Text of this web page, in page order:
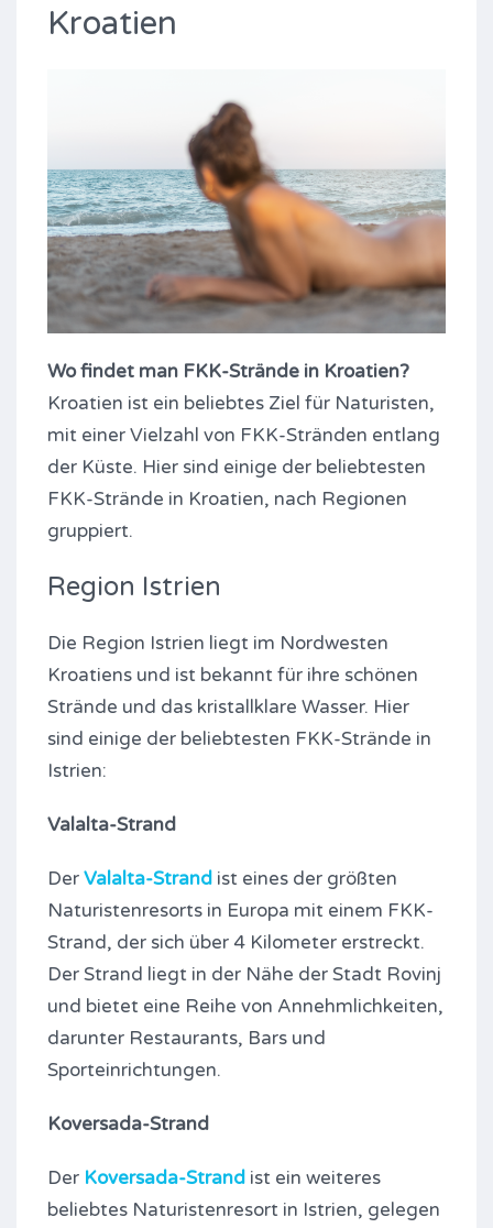
Kroatien
Wo findet man FKK-Strände in Kroatien?
Kroatien ist ein beliebtes Ziel für Naturisten,
mit einer Vielzahl von FKK-Stränden entlang
der Küste. Hier sind einige der beliebtesten
FKK-Strände in Kroatien, nach Regionen
gruppiert.
Region Istrien
Die Region Istrien liegt im Nordwesten
Kroatiens und ist bekannt für ihre schönen
Strände und das kristallklare Wasser. Hier
sind einige der beliebtesten FKK-Strände in
Istrien:
Valalta-Strand
DerValalta-Strand ist eines der größten
Naturistenresorts in Europa mit einem FKK-
Strand, der sich über 4 Kilometer erstreckt.
Der Strand liegt in der Nähe der Stadt Rovinj
und bietet eine Reihe von Annehmlichkeiten,
darunter Restaurants, Bars und
Sporteinrichtungen.
Koversada-Strand
Der Koversada-Strand ist ein weiteres
beliebtes Naturistenresort in Istrien, gelegen